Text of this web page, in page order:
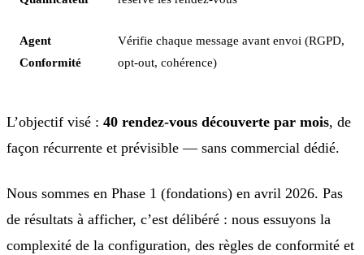
Agent
Conformité
Vérifie chaque message avant envoi (RGPD,
opt-out, cohérence)
L’objectif visé : 40 rendez-vous découverte par mois, de
façon récurrente et prévisible — sans commercial dédié.
Nous sommes en Phase 1 (fondations) en avril 2026. Pas
de résultats à afficher, c’est délibéré : nous essuyons la
complexité de la configuration, des règles de conformité et